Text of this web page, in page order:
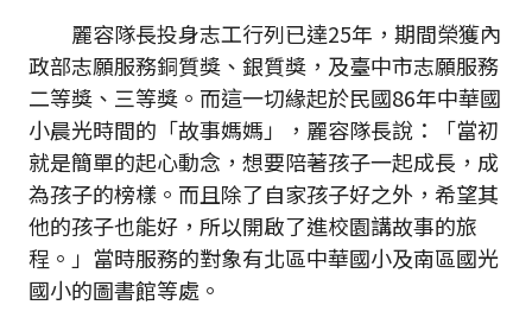
麗容隊長投身志工行列已達25年，期間榮獲內
政部志願服務銅質獎、銀質獎，及臺中市志願服務
二等獎、三等獎。而這一切緣起於民國86年中華國
小晨光時間的「故事媽媽」，麗容隊長說：「當初
就是簡單的起心動念，想要陪著孩子一起成長，成
為孩子的榜樣。而且除了自家孩子好之外，希望其
他的孩子也能好，所以開啟了進校園講故事的旅
程。」當時服務的對象有北區中華國小及南區國光
國小的圖書館等處。